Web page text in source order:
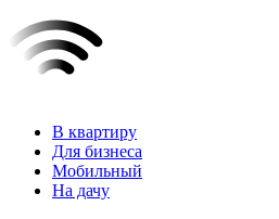
В квартиру
Для бизнеса
Мобильный
На дачу